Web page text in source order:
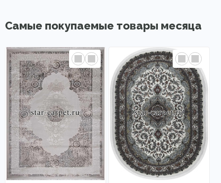
Самые покупаемые товары месяца